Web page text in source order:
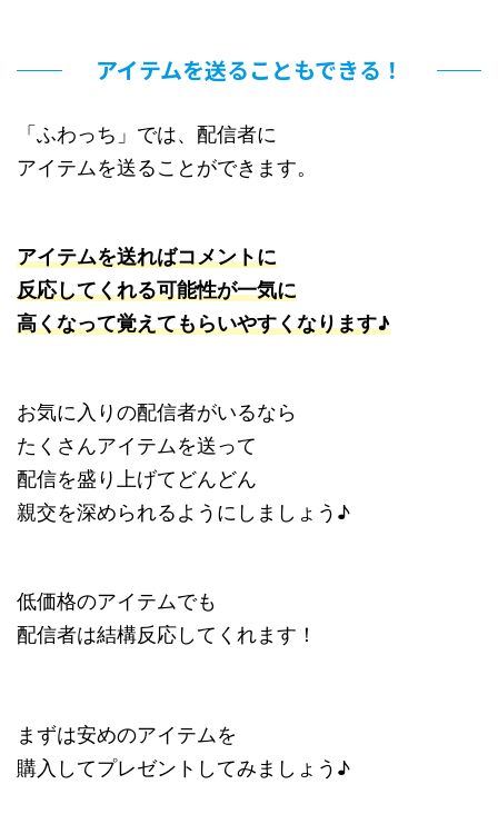
アイテムを送ることもできる！
「ふわっち」では、配信者に
アイテムを送ることができます。
アイテムを送ればコメントに
反応してくれる可能性が一気に
高くなって覚えてもらいやすくなります♪
お気に入りの配信者がいるなら
たくさんアイテムを送って
配信を盛り上げてどんどん
親交を深められるようにしましょう♪
低価格のアイテムでも
配信者は結構反応してくれます！
まずは安めのアイテムを
購入してプレゼントしてみましょう♪